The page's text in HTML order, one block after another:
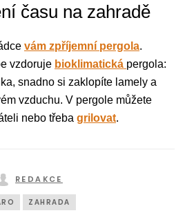
času na zahradě
vám zpříjemní pergola.
vzdoruje bioklimatická pergola:
snadno si zaklopíte lamely a
vzduchu. V pergole můžete
nebo třeba grilovat.
REDAKCE
ZAHRADA